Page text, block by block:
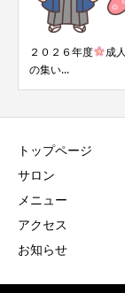
２０２６年度
成
の集い...
トップページ
サロン
メニュー
アクセス
お知らせ